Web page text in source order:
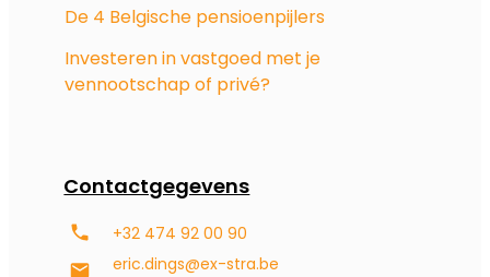
De 4 Belgische pensioenpijlers
Investeren in vastgoed met je
vennootschap of privé?
Contactgegevens
+32 474 92 00 90
eric.dings@ex-stra.be